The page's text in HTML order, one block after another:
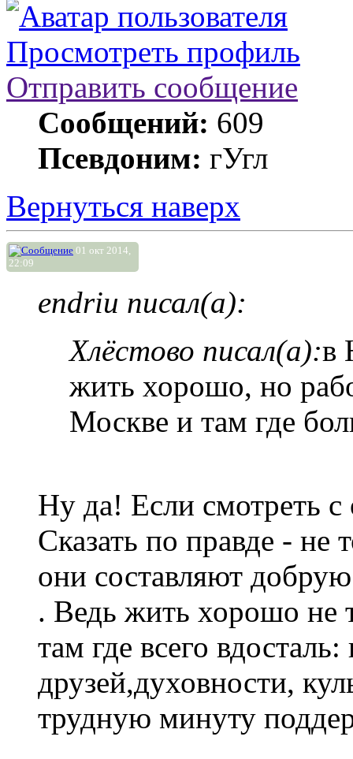
Просмотреть профиль
Отправить сообщение
Сообщений: 609
Псевдоним: гУгл
Вернуться наверх
01 окт 2014,
22:09
endriu писал(а):
Хлёстово писал(а):в
жить хорошо, но
Москве и там где
Ну да! Если смотреть с
Сказать по правде - не
они составляют
. Ведь жить хорошо не
там где всего
друзей,духовности,
трудную минуту